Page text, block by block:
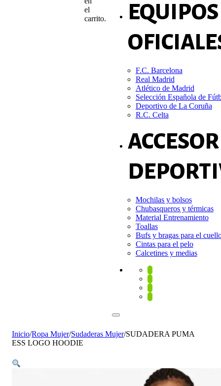
el
carrito.
EQUIPOS
F.C. Barcelona
Real Madrid
Atlético de Madrid
Selección Española de
Deportivo de La Coruña
R.C. Celta
Mochilas y bolsos
Chubasqueros y térmicas
Material Entrenamiento
Toallas
Bufs y bragas para el
Cintas para el pelo
Calcetines y medias
Inicio/Ropa Mujer/Sudaderas Mujer/SUDADERA PUMA
ESS LOGO HOODIE